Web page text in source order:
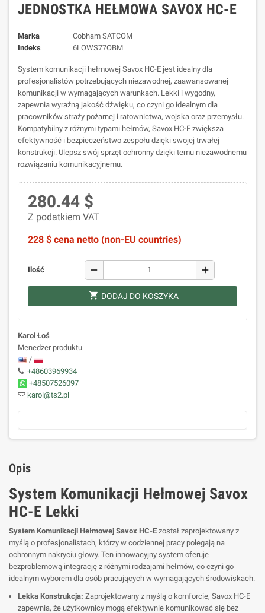
JEDNOSTKA HEŁMOWA SAVOX HC-E
Marka
Cobham SATCOM
Indeks
6LOWS77OBM
System komunikacji hełmowej Savox HC-E jest idealny dla
profesjonalistów potrzebujących niezawodnej, zaawansowanej
komunikacji w wymagających warunkach. Lekki i wygodny,
zapewnia wyraźną jakość dźwięku, co czyni go idealnym dla
pracowników straży pożarnej i ratownictwa, wojska oraz przemysłu.
Kompatybilny z różnymi typami hełmów, Savox HC-E zwiększa
efektywność i bezpieczeństwo zespołu dzięki swojej trwałej
konstrukcji. Ulepsz swój sprzęt ochronny dzięki temu niezawodnemu
rozwiązaniu komunikacyjnemu.
280.44 $
Z podatkiem VAT
228 $ cena netto (non-EU countries)
Ilość remove add
shopping_cart DODAJ DO KOSZYKA
Karol Łoś
Menedżer produktu
/
+48603969934
+48507526097
karol@ts2.pl
Opis
System Komunikacji Hełmowej Savox
HC-E Lekki
System Komunikacji Hełmowej Savox HC-E został zaprojektowany z
myślą o profesjonalistach, którzy w codziennej pracy polegają na
ochronnym nakryciu głowy. Ten innowacyjny system oferuje
bezproblemową integrację z różnymi rodzajami hełmów, co czyni go
idealnym wyborem dla osób pracujących w wymagających środowiskach.
Lekka Konstrukcja: Zaprojektowany z myślą o komforcie, Savox HC-E
zapewnia, że użytkownicy mogą efektywnie komunikować się bez